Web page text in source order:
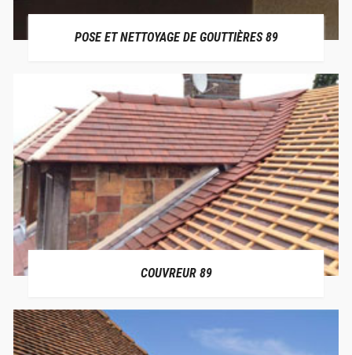
POSE ET NETTOYAGE DE GOUTTIÈRES 89
COUVREUR 89